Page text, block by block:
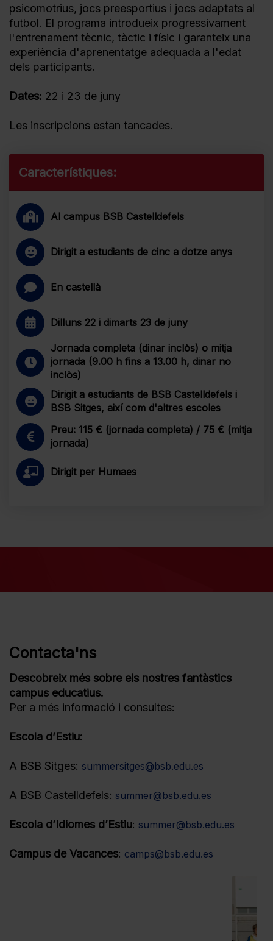
psicomotrius, jocs preesportius i jocs adaptats al
futbol. El programa introdueix progressivament
l'entrenament tècnic, tàctic i físic i garanteix una
experiència d'aprenentatge adequada a l'edat
dels participants.
Dates: 22 i 23 de juny
Les inscripcions estan tancades.
Característiques:
Al campus BSB Castelldefels
Dirigit a estudiants de cinc a dotze anys
En castellà
Dilluns 22 i dimarts 23 de juny
Jornada completa (dinar inclòs) o mitja
jornada (9.00 h fins a 13.00 h, dinar no
inclòs)
Dirigit a estudiants de BSB Castelldefels i
BSB Sitges, així com d'altres escoles
Preu: 115 € (jornada completa) / 75 € (mitja
jornada)
Dirigit per Humaes
Contacta'ns
Descobreix més sobre els nostres fantàstics
campus educatius.
Per a més informació i consultes:
Escola d’Estiu:
A BSB Sitges: summersitges@bsb.edu.es
A BSB Castelldefels: summer@bsb.edu.es
Escola d’Idiomes d’Estiu: summer@bsb.edu.es
Campus de Vacances: camps@bsb.edu.es